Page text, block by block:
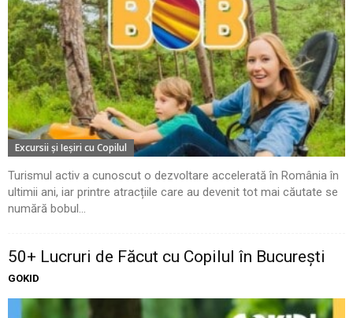
Excursii şi Ieşiri cu Copilul
Turismul activ a cunoscut o dezvoltare accelerată în România în
ultimii ani, iar printre atracțiile care au devenit tot mai căutate se
numără bobul...
50+ Lucruri de Făcut cu Copilul în București
GOKID